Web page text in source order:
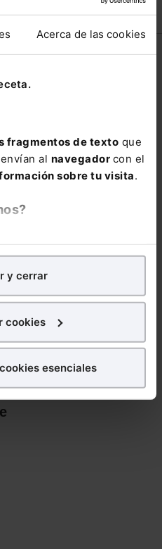
Acerca de las cookies
fragmentos de texto que
al navegador con el
sobre tu visita.
tu experienciaen
con fines publicitarios,
y contenidos de tu
quieras permitir en tu
ninguna utilizaremos
y cerrar
cookies
esenciales